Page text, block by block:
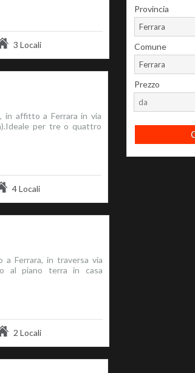
3 Locali
in affitto a Ferrara in via
per tre o quattro
4 Locali
Ferrara, in traversa via
al piano terra in casa
2 Locali
Provincia
Ferrara
Comune
Ferrara
Prezzo